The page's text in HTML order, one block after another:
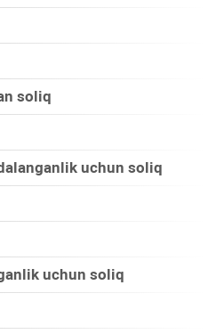
soliq
uchun soliq
uchun soliq